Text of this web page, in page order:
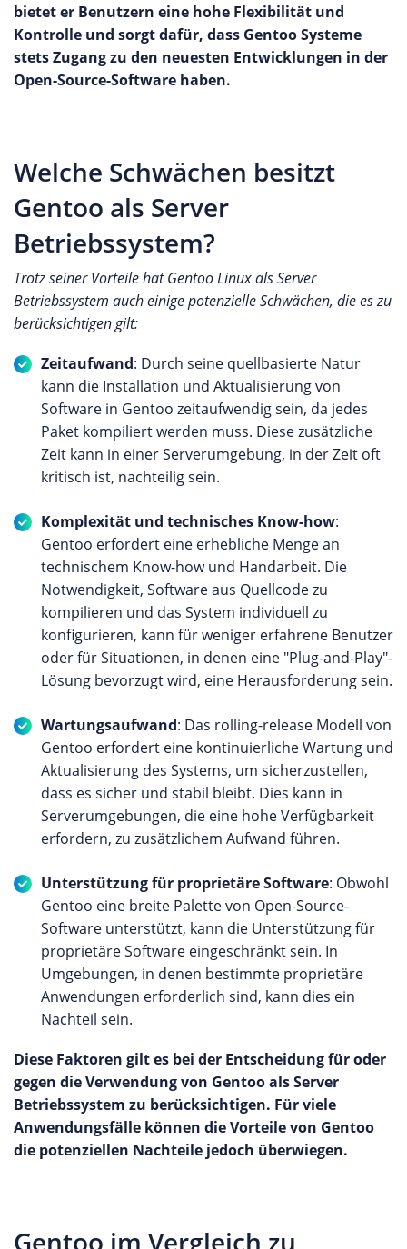
bietet er Benutzern eine hohe Flexibilität und
Kontrolle und sorgt dafür, dass Gentoo Systeme
stets Zugang zu den neuesten Entwicklungen in der
Open-Source-Software haben.
Welche Schwächen besitzt
Gentoo als Server
Betriebssystem?
Trotz seiner Vorteile hat Gentoo Linux als Server
Betriebssystem auch einige potenzielle Schwächen, die es zu
berücksichtigen gilt:
Zeitaufwand: Durch seine quellbasierte Natur
kann die Installation und Aktualisierung von
Software in Gentoo zeitaufwendig sein, da jedes
Paket kompiliert werden muss. Diese zusätzliche
Zeit kann in einer Serverumgebung, in der Zeit oft
kritisch ist, nachteilig sein.
Komplexität und technisches Know-how:
Gentoo erfordert eine erhebliche Menge an
technischem Know-how und Handarbeit. Die
Notwendigkeit, Software aus Quellcode zu
kompilieren und das System individuell zu
konfigurieren, kann für weniger erfahrene Benutzer
oder für Situationen, in denen eine "Plug-and-Play"-
Lösung bevorzugt wird, eine Herausforderung sein.
Wartungsaufwand: Das rolling-release Modell von
Gentoo erfordert eine kontinuierliche Wartung und
Aktualisierung des Systems, um sicherzustellen,
dass es sicher und stabil bleibt. Dies kann in
Serverumgebungen, die eine hohe Verfügbarkeit
erfordern, zu zusätzlichem Aufwand führen.
Unterstützung für proprietäre Software: Obwohl
Gentoo eine breite Palette von Open-Source-
Software unterstützt, kann die Unterstützung für
proprietäre Software eingeschränkt sein. In
Umgebungen, in denen bestimmte proprietäre
Anwendungen erforderlich sind, kann dies ein
Nachteil sein.
Diese Faktoren gilt es bei der Entscheidung für oder
gegen die Verwendung von Gentoo als Server
Betriebssystem zu berücksichtigen. Für viele
Anwendungsfälle können die Vorteile von Gentoo
die potenziellen Nachteile jedoch überwiegen.
Gentoo im Vergleich zu